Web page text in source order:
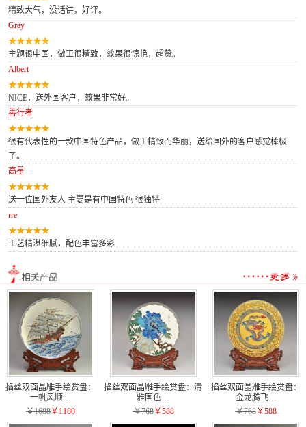
精致大气，没话讲，好评。
Gray
主题很中国，做工很精致，效果很惊艳，超赞。
Albert
NICE，送外国客户，效果非常好。
善行者
很有代表性的一款中国特色产品，做工精致而华丽，送给国外的客户感觉棒极
了。
高星
送一位国外友人 主要是有中国特色 很独特
rre
工艺精湛细腻，配色丰富多彩
掐丝双面晶雕手绘赏盘：
一帆风顺…
￥1688￥1180
掐丝双面晶雕手绘赏盘：清
雅国色…
￥768￥588
掐丝双面晶雕手绘赏盘：
金龙腾飞…
￥768￥588